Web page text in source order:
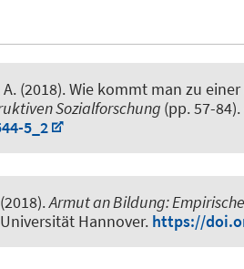
(2018).Wie kommt man zu
Sozialforschung (pp. 57-
5_2
Armut an Bildung:
Hannover. https://